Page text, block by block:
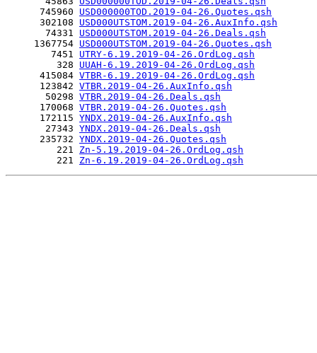
      745960
USD000000TOD.2019-04-26.Quotes.qsh
      302108
USD000UTSTOM.2019-04-26.AuxInfo.qsh
       74331
USD000UTSTOM.2019-04-26.Deals.qsh
     1367754
USD000UTSTOM.2019-04-26.Quotes.qsh
        7451
UTRY-6.19.2019-04-26.OrdLog.qsh
         328
UUAH-6.19.2019-04-26.OrdLog.qsh
      415084
VTBR-6.19.2019-04-26.OrdLog.qsh
      123842
VTBR.2019-04-26.AuxInfo.qsh
       50298
VTBR.2019-04-26.Deals.qsh
      170068
VTBR.2019-04-26.Quotes.qsh
      172115
YNDX.2019-04-26.AuxInfo.qsh
       27343
YNDX.2019-04-26.Deals.qsh
      235732
YNDX.2019-04-26.Quotes.qsh
         221
Zn-5.19.2019-04-26.OrdLog.qsh
         221
Zn-6.19.2019-04-26.OrdLog.qsh